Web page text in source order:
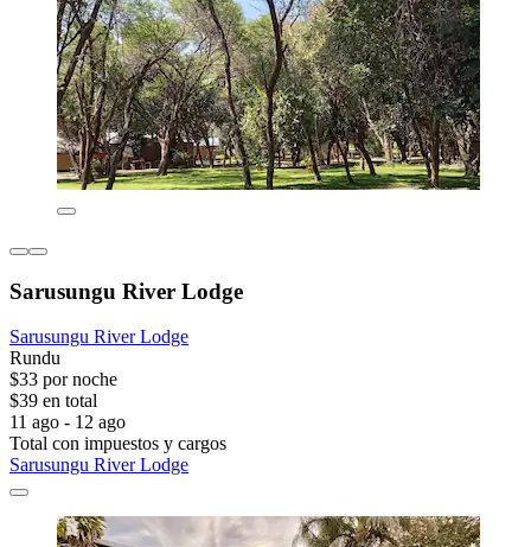
Sarusungu River Lodge
Sarusungu River Lodge
Rundu
$33 por noche
$39 en total
11 ago - 12 ago
Total con impuestos y cargos
Sarusungu River Lodge